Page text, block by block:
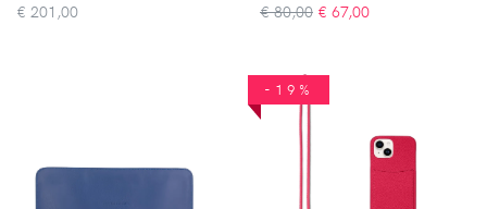
€ 201,00
€ 80,00 € 67,00
-19%